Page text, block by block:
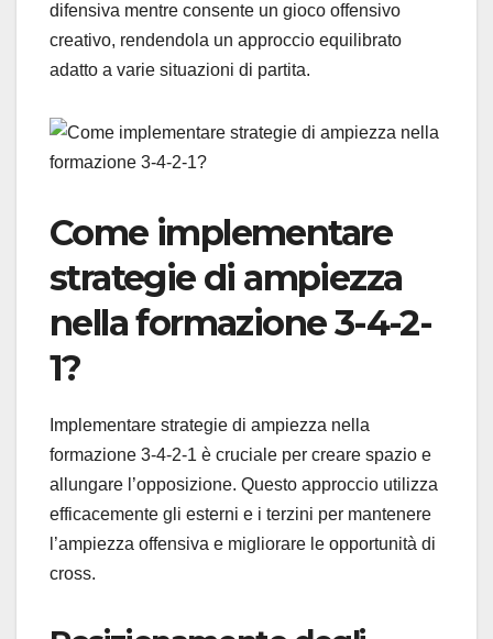
difensiva mentre consente un gioco offensivo
creativo, rendendola un approccio equilibrato
adatto a varie situazioni di partita.
Come implementare
strategie di ampiezza
nella formazione 3-4-2-
1?
Implementare strategie di ampiezza nella
formazione 3-4-2-1 è cruciale per creare spazio e
allungare l’opposizione. Questo approccio utilizza
efficacemente gli esterni e i terzini per mantenere
l’ampiezza offensiva e migliorare le opportunità di
cross.